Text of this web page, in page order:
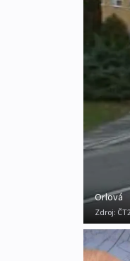
Orlová
Zdroj: